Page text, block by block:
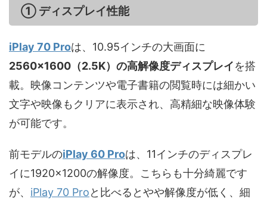
① ディスプレイ性能
iPlay 70 Proは、10.95インチの大画面に
2560×1600（2.5K）の高解像度ディスプレイを搭
載。映像コンテンツや電子書籍の閲覧時には細かい
文字や映像もクリアに表示され、高精細な映像体験
が可能です。
前モデルのiPlay 60 Proは、11インチのディスプレ
イに1920×1200の解像度。こちらも十分綺麗です
が、 iPlay 70 Proと比べるとやや解像度が低く、細